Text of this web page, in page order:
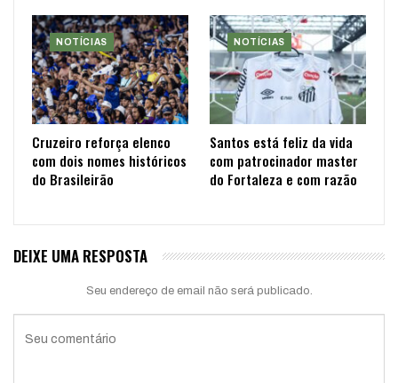
NOTÍCIAS
Cruzeiro reforça elenco
com dois nomes históricos
do Brasileirão
NOTÍCIAS
Santos está feliz da vida
com patrocinador master
do Fortaleza e com razão
DEIXE UMA RESPOSTA
Seu endereço de email não será publicado.